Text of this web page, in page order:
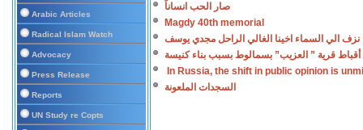
Arabic Articles
Radical Islam Watch
Advocacy
Press Release
Reports
UN Study re Copts
صار الحب انساناً
Magdy 40th memorial
نزف الي السماء اخينا الغالي الراحل مجدي يوسف
أقباط قرية ” العزيب” بسمالوط بسبب بناء كنيسة
In Russia, the shift in public opinion is
السجدات الملعونة